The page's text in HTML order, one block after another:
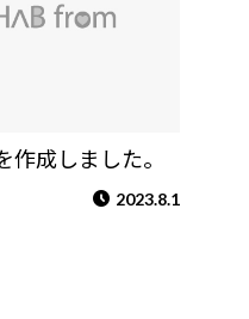
成しました。
2023.8.1